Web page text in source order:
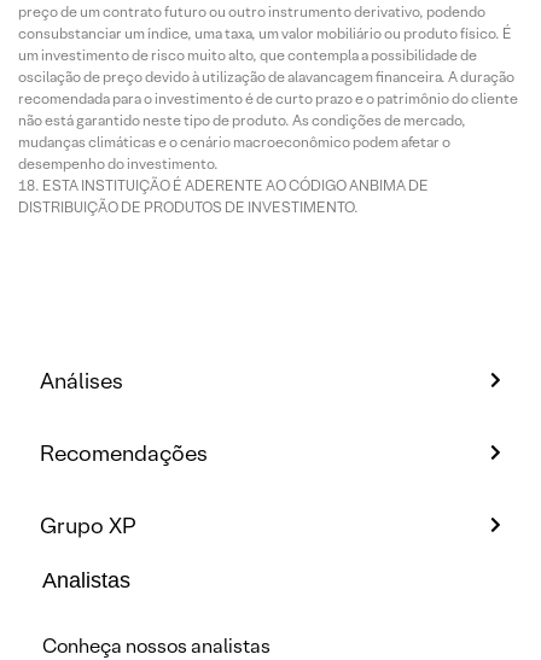
preço de um contrato futuro ou outro instrumento derivativo, podendo
consubstanciar um índice, uma taxa, um valor mobiliário ou produto físico. É
um investimento de risco muito alto, que contempla a possibilidade de
oscilação de preço devido à utilização de alavancagem financeira. A duração
recomendada para o investimento é de curto prazo e o patrimônio do cliente
não está garantido neste tipo de produto. As condições de mercado,
mudanças climáticas e o cenário macroeconômico podem afetar o
desempenho do investimento.
ESTA INSTITUIÇÃO É ADERENTE AO CÓDIGO ANBIMA DE
DISTRIBUIÇÃO DE PRODUTOS DE INVESTIMENTO.
Análises
Recomendações
Grupo XP
Analistas
Conheça nossos analistas